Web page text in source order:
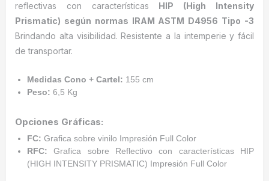
reflectivas con características HIP (High Intensity
Prismatic) según normas IRAM ASTM D4956 Tipo -3
Brindando alta visibilidad. Resistente a la intemperie y fácil
de transportar.
Medidas Cono + Cartel: 155 cm
Peso: 6,5 Kg
Opciones Gráficas:
FC: Grafica sobre vinilo Impresión Full Color
RFC:Grafica sobre Reflectivo con características HIP
(HIGH INTENSITY PRISMATIC) Impresión Full Color